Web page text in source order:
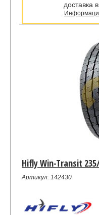
доставка
Hifly Win-Transit
Артикул: 142430